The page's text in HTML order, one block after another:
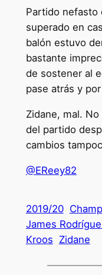
Partido nefasto
superado en
balón estuvo
bastante
de sostener al
pase atrás y
Zidane, mal.
del partido
cambios
@EReey82
2019/20
James
Kroos Zidane